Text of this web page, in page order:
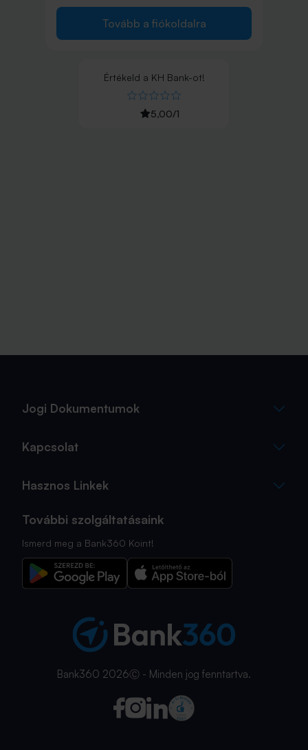
Tovább a fiókoldalra
Értékeld a KH Bank-ot!
5,00/1
Jogi Dokumentumok
Kapcsolat
Hasznos Linkek
További szolgáltatásaink
Ismerd meg a Bank360 Koint!
Bank360 2026Ⓒ - Minden jog fenntartva.